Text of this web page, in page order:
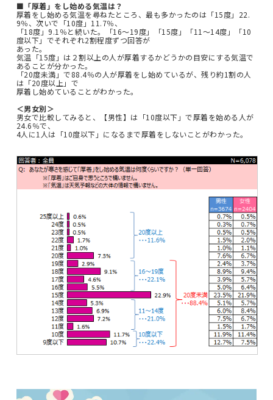
■「厚着」をし始める気温は？
厚着をし始める気温を尋ねたところ、最も多かったのは「15度」22.
9％、次いで「10度」11.7％、
「18度」9.1％と続いた。「16～19度」「15度」「11～14度」「10
度以下」でそれぞれ2割程度ずつ回答が
あった。
気温「15度」は２割以上の人が厚着するかどうかの目安にする気温で
あることが分かった。
「20度未満」で88.4％の人が厚着をし始めているが、残り約1割の人
は「20度以上」で
厚着し始めていることがわかった。
＜男女別＞
男女で比較してみると、【男性】は「10度以下」で厚着を始める人が
24.6％で、
4人に1人は「10度以下」になるまで厚着をしないことがわかった。